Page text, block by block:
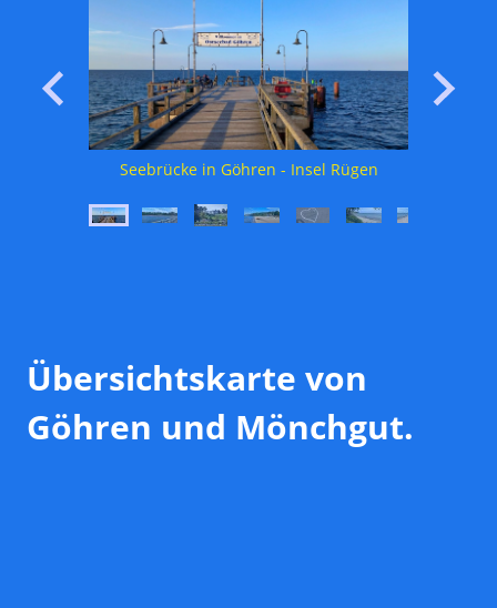
Seebrücke in Göhren - Insel Rügen
Übersichtskarte von
Göhren und Mönchgut.